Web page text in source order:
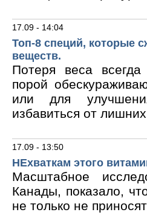
17.09 - 14:04
Топ-8 специй, которые
веществ.
Потеря веса
порой
или для
избавиться от
17.09 - 13:50
НЕхваткам этого
Масштабное
Канады, показало,
не только не